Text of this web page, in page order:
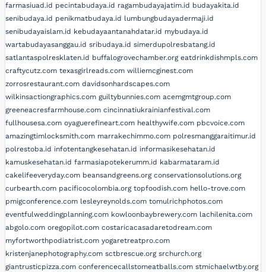
farmasiuad.id pecintabudaya.id ragambudayajatim.id budayakita.id
senibudaya.id penikmatbudaya.id lumbungbudayadermaji.id
senibudayaislam.id kebudayaantanahdatar.id mybudaya.id
wartabudayasanggau.id sribudaya.id simerdupolresbatang.id
satlantaspolresklaten.id buffalogrovechamber.org eatdrinkdishmpls.com
craftycutz.com texasgirlreads.com williemcginest.com
zorrosrestaurant.com davidsonhardscapes.com
wilkinsactiongraphics.com guiltybunnies.com acemgmtgroup.com
greeneacresfarmhouse.com cincinnatiukrainianfestival.com
fullhousesa.com oyaguerefineart.com healthywife.com pbcvoice.com
amazingtimlocksmith.com marrakechimmo.com polresmanggaraitimur.id
polrestoba.id infotentangkesehatan.id informasikesehatan.id
kamuskesehatan.id farmasiapotekerumm.id kabarmataram.id
cakelifeeveryday.com beansandgreens.org conservationsolutions.org
curbearth.com pacificocolombia.org topfoodish.com hello-trove.com
pmigconference.com lesleyreynolds.com tomulrichphotos.com
eventfulweddingplanning.com kowloonbaybrewery.com lachilenita.com
abgolo.com oregopilot.com costaricacasadaretodream.com
myfortworthpodiatrist.com yogaretreatpro.com
kristenjanephotography.com sctbrescue.org srchurch.org
giantrusticpizza.com conferencecallstomeatballs.com stmichaelwtby.org